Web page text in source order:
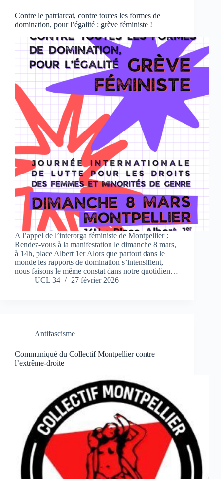
Contre le patriarcat, contre toutes les formes de
domination, pour l’égalité : grève féministe !
A l’appel de l’interorga féministe de Montpellier :
Rendez-vous à la manifestation le dimanche 8 mars,
à 14h, place Albert 1er Alors que partout dans le
monde les rapports de domination s’intensifient,
nous faisons le même constat dans notre quotidien…
UCL 34
27 février 2026
Antifascisme
Communiqué du Collectif Montpellier contre
l’extrême-droite